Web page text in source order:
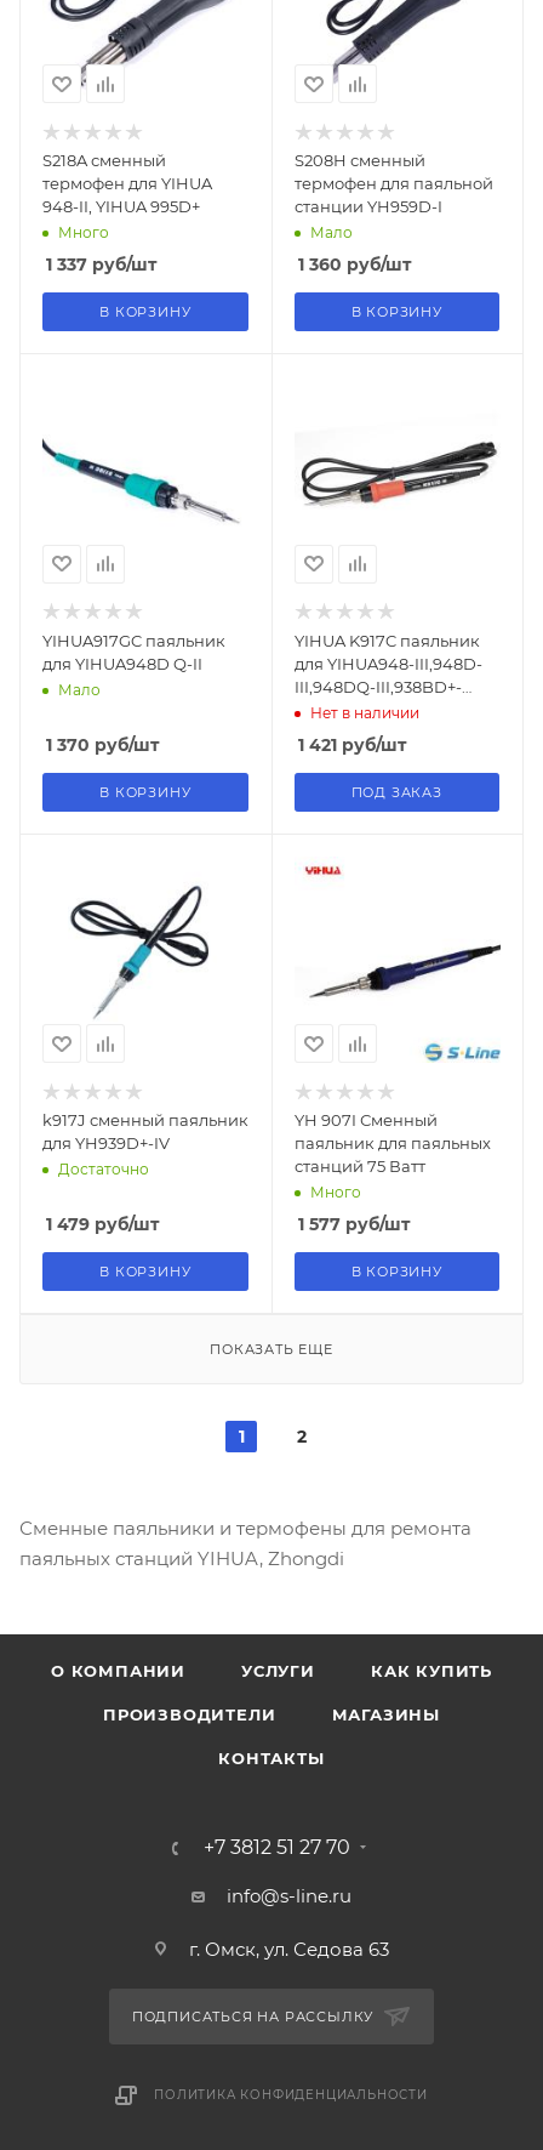
S218A сменный
термофен для YIHUA
948-II, YIHUA 995D+
Много
1 337 руб/шт
В КОРЗИНУ
S208H сменный
термофен для паяльной
станции YH959D-I
Мало
1 360 руб/шт
В КОРЗИНУ
YIHUA917GC паяльник
для YIHUA948D Q-II
Мало
1 370 руб/шт
В КОРЗИНУ
YIHUA K917C паяльник
для YIHUA948-III,948D-
III,948DQ-III,938BD+-
II,939D+-III 110W
Нет в наличии
1 421руб/шт
ПОД ЗАКАЗ
k917J сменный паяльник
для YH939D+-IV
Достаточно
1 479 руб/шт
В КОРЗИНУ
YH 907I Сменный
паяльник для паяльных
станций 75 Ватт
Много
1 577руб/шт
В КОРЗИНУ
ПОКАЗАТЬ ЕЩЕ
1 2
Сменные паяльники и термофены для ремонта
паяльных станций YIHUA, Zhongdi
О КОМПАНИИ УСЛУГИ КАК КУПИТЬ
ПРОИЗВОДИТЕЛИ МАГАЗИНЫ
КОНТАКТЫ
+7 3812 51 27 70
info@s-line.ru
г. Омск, ул. Седова 63
ПОДПИСАТЬСЯ НА РАССЫЛКУ
ПОЛИТИКА КОНФИДЕНЦИАЛЬНОСТИ